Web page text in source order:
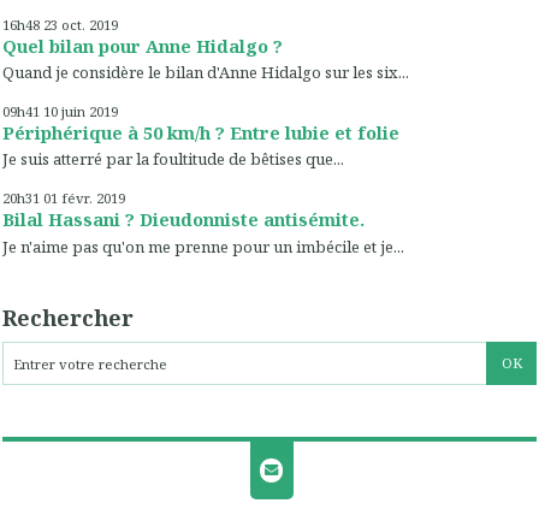
16h48 23 oct. 2019
Quel bilan pour Anne Hidalgo ?
Quand je considère le bilan d'Anne Hidalgo sur les six...
09h41 10 juin 2019
Périphérique à 50 km/h ? Entre lubie et folie
Je suis atterré par la foultitude de bêtises que...
20h31 01 févr. 2019
Bilal Hassani ? Dieudonniste antisémite.
Je n'aime pas qu'on me prenne pour un imbécile et je...
Rechercher